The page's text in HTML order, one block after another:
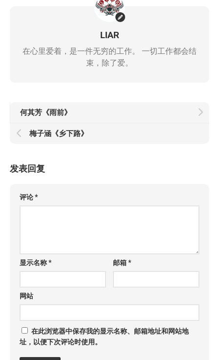
LIAR
在心里爱着，是一件无穷的工作。 一切工作都会结
束，除了爱。
何其芳《雨前》
梅子涵《乡下路》
发表回复
评论*
显示名称* 邮箱*
网站
在此浏览器中保存我的显示名称、邮箱地址和网站地
址，以便下次评论时使用。